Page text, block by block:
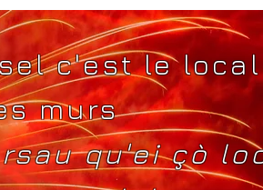
c'est le local
murs
qu'ei çò